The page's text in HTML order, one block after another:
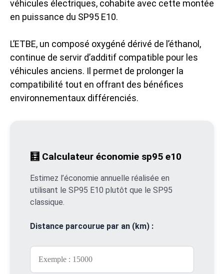
véhicules électriques, cohabite avec cette montée
en puissance du SP95 E10.
L’ETBE, un composé oxygéné dérivé de l’éthanol,
continue de servir d’additif compatible pour les
véhicules anciens. Il permet de prolonger la
compatibilité tout en offrant des bénéfices
environnementaux différenciés.
🧮 Calculateur économie sp95 e10
Estimez l’économie annuelle réalisée en
utilisant le SP95 E10 plutôt que le SP95
classique.
Distance parcourue par an (km) :